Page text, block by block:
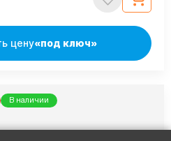
цену«под ключ»
В наличии